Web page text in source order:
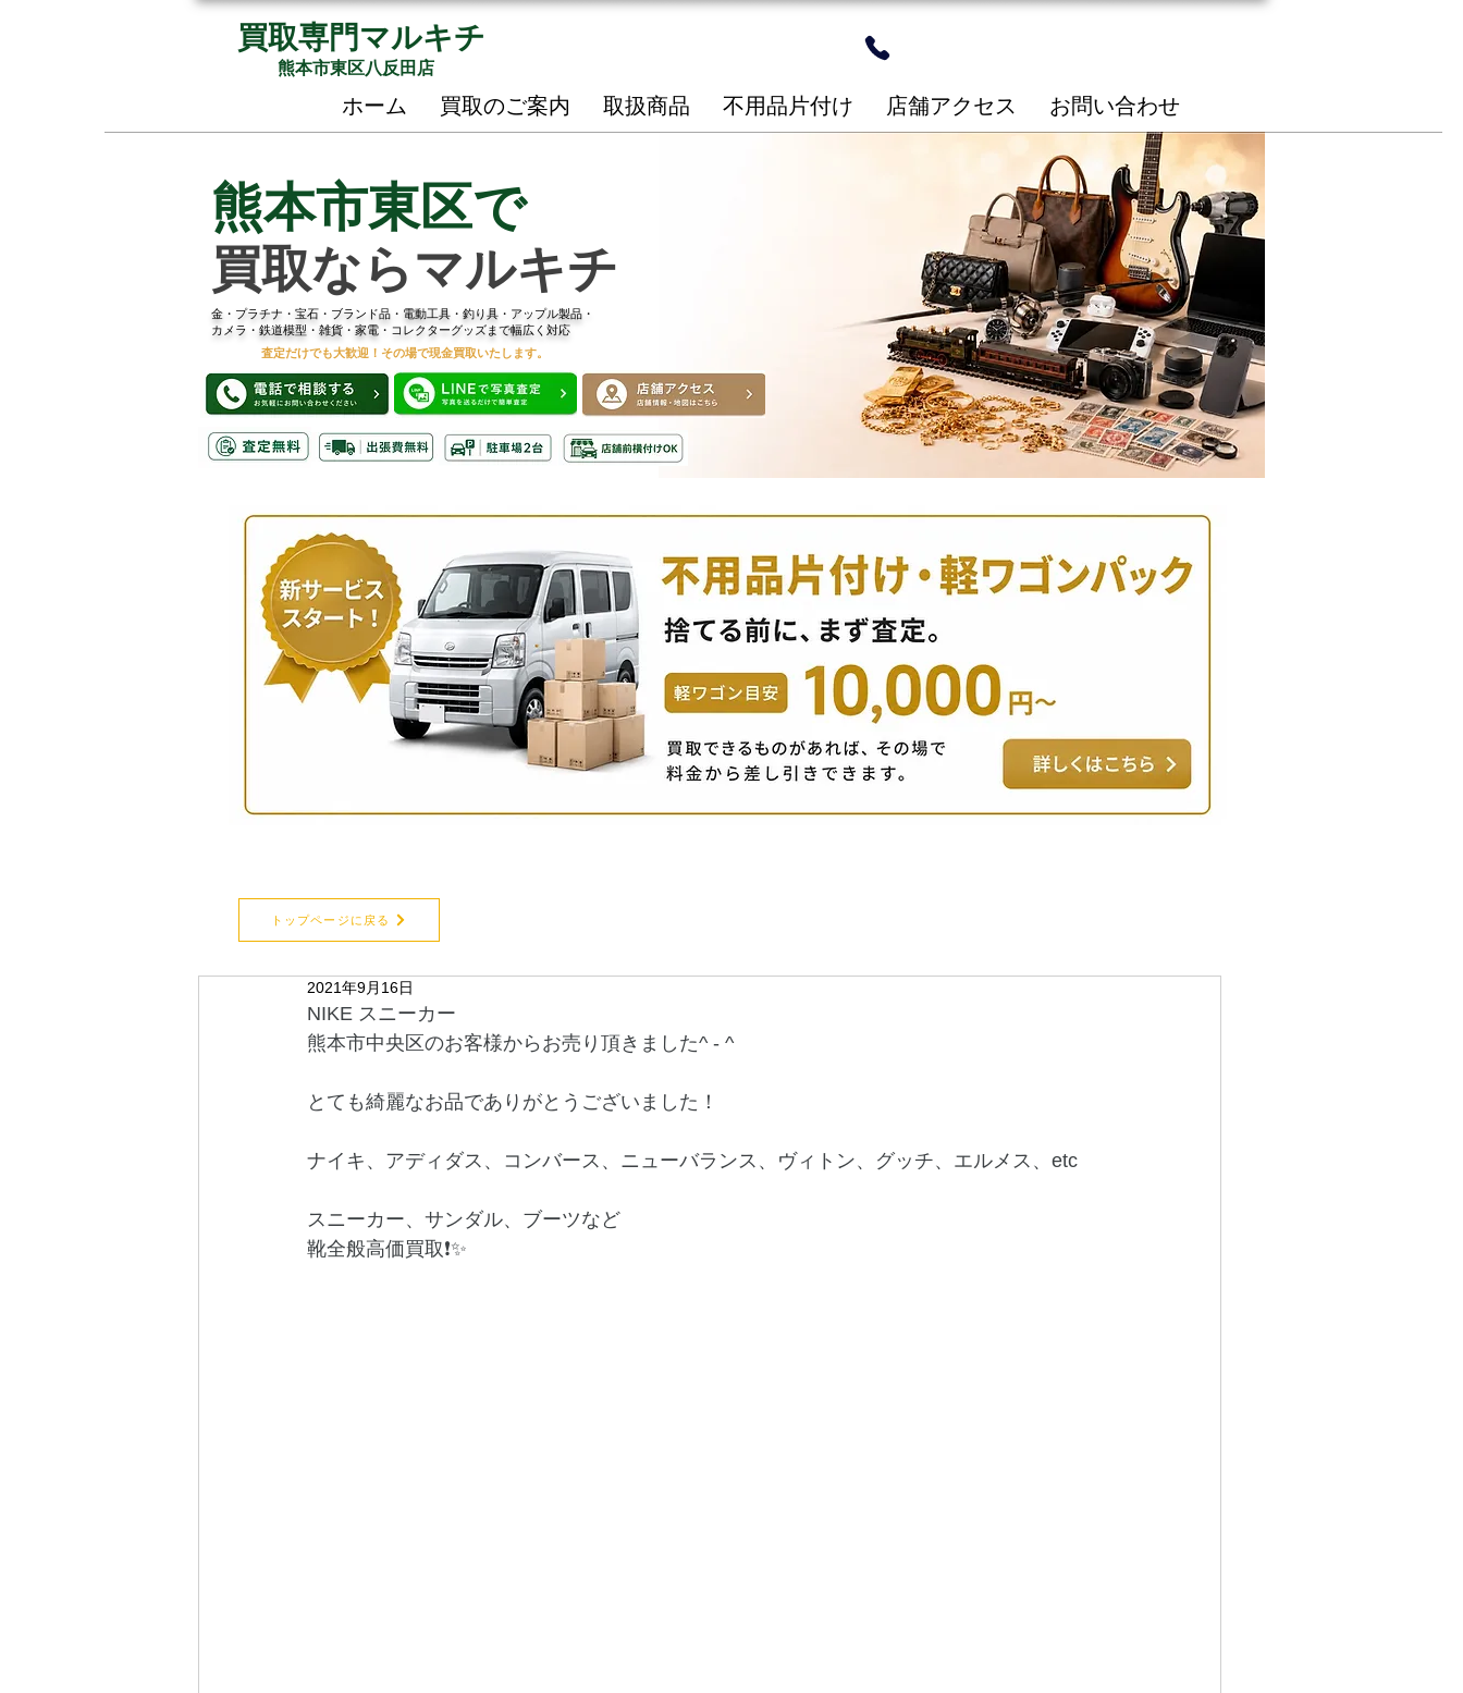
買取専門マルキチ
ホーム
買取のご案内 取扱商品 不用品片付け 店舗アクセス お問い合わせ
熊本市東区八反田店
熊本市東区で
買取ならマルキチ
金・プラチナ・宝石・ブランド品・電動工具・釣り具・アップル製品・
カメラ・鉄道模型・雑貨・家電・コレクターグッズまで幅広く対応
査定だけでも大歓迎！その場で現金買取いたします。
トップページに戻る
2021年9月16日
NIKE スニーカー
熊本市中央区のお客様からお売り頂きました^ - ^
とても綺麗なお品でありがとうございました！
ナイキ、アディダス、コンバース、ニューバランス、ヴィトン、グッチ、エルメス、etc
スニーカー、サンダル、ブーツなど
靴全般高価買取❗️✨